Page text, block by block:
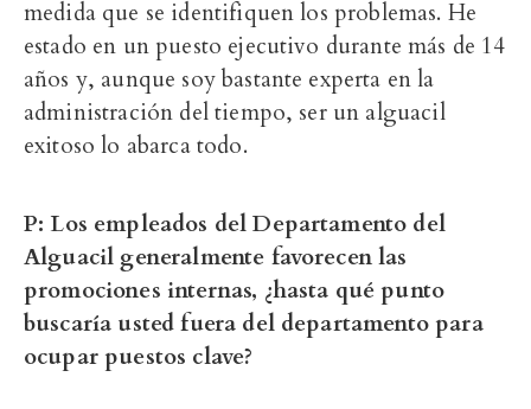
medida que se identifiquen los problemas. He
estado en un puesto ejecutivo durante más de 14
años y, aunque soy bastante experta en la
administración del tiempo, ser un alguacil
exitoso lo abarca todo.
P: Los empleados del Departamento del
Alguacil generalmente favorecen las
promociones internas, ¿hasta qué punto
buscaría usted fuera del departamento para
ocupar puestos clave?